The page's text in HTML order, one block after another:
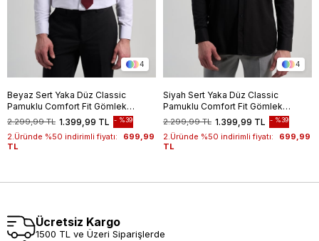
4
Beyaz Sert Yaka Düz Classic
Pamuklu Comfort Fit Gömlek
1004250213 1.399,99 TL
2.299,99 TL %39
2.Üründe %50 indirimli fiyatı:
699,99
TL
4
Siyah Sert Yaka Düz Classic
Pamuklu Comfort Fit Gömlek
1004250213 1.399,99 TL
2.299,99 TL %39
2.Üründe %50 indirimli fiyatı:
699,99
TL
Ücretsiz Kargo
1500 TL ve Üzeri Siparişlerde